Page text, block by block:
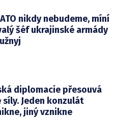
nikdy nebudeme, míní
šéf ukrajinské armády
diplomacie přesouvá
síly. Jeden konzulát
jiný vznikne